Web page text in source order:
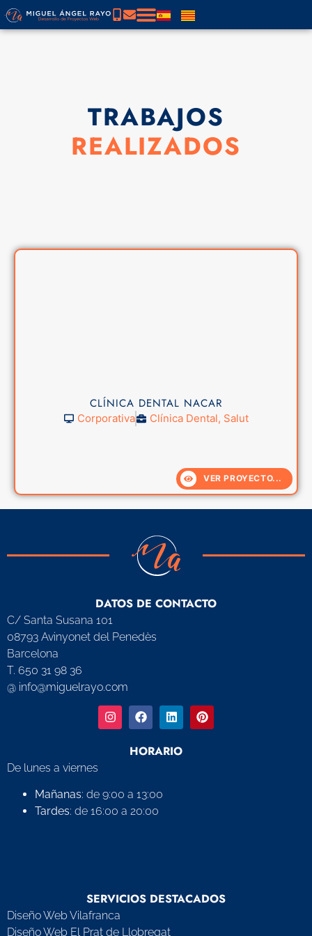
TRABAJOS
REALIZADOS
CLÍNICA DENTAL NACAR
Corporativa Clínica Dental, Salut
VER PROYECTO...
DATOS DE CONTACTO
C/ Santa Susana 101
08793 Avinyonet del Penedès
Barcelona
T. 650 31 98 36
@ info@miguelrayo.com
HORARIO
De lunes a viernes
Mañanas: de 9:00 a 13:00
Tardes: de 16:00 a 20:00
SERVICIOS DESTACADOS
Diseño Web Vilafranca
Diseño Web El Prat de Llobregat